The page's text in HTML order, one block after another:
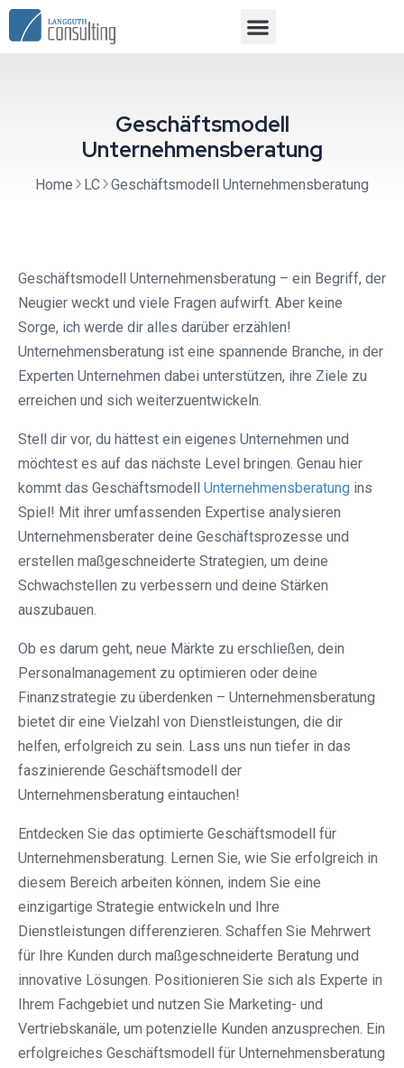
Geschäftsmodell
Unternehmensberatung
Home LC Geschäftsmodell Unternehmensberatung
Geschäftsmodell Unternehmensberatung – ein Begriff, der
Neugier weckt und viele Fragen aufwirft. Aber keine
Sorge, ich werde dir alles darüber erzählen!
Unternehmensberatung ist eine spannende Branche, in der
Experten Unternehmen dabei unterstützen, ihre Ziele zu
erreichen und sich weiterzuentwickeln.
Stell dir vor, du hättest ein eigenes Unternehmen und
möchtest es auf das nächste Level bringen. Genau hier
kommt das Geschäftsmodell Unternehmensberatung ins
Spiel! Mit ihrer umfassenden Expertise analysieren
Unternehmensberater deine Geschäftsprozesse und
erstellen maßgeschneiderte Strategien, um deine
Schwachstellen zu verbessern und deine Stärken
auszubauen.
Ob es darum geht, neue Märkte zu erschließen, dein
Personalmanagement zu optimieren oder deine
Finanzstrategie zu überdenken – Unternehmensberatung
bietet dir eine Vielzahl von Dienstleistungen, die dir
helfen, erfolgreich zu sein. Lass uns nun tiefer in das
faszinierende Geschäftsmodell der
Unternehmensberatung eintauchen!
Entdecken Sie das optimierte Geschäftsmodell für
Unternehmensberatung. Lernen Sie, wie Sie erfolgreich in
diesem Bereich arbeiten können, indem Sie eine
einzigartige Strategie entwickeln und Ihre
Dienstleistungen differenzieren. Schaffen Sie Mehrwert
für Ihre Kunden durch maßgeschneiderte Beratung und
innovative Lösungen. Positionieren Sie sich als Experte in
Ihrem Fachgebiet und nutzen Sie Marketing- und
Vertriebskanäle, um potenzielle Kunden anzusprechen. Ein
erfolgreiches Geschäftsmodell für Unternehmensberatung